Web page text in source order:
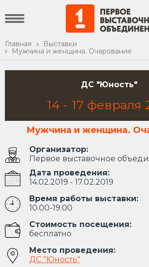
Главная
Выставки
Мужчина и женщина. Очарование
ДС "Юность"
14- 17 февраля
Мужчина и женщина.
Организатор:
Первое выставочное
Дата проведения:
14.02.2019 - 17.02.2019
Время работы выставки:
10.00-19.00
Стоимость посещения:
бесплатно
Место проведения:
ДС "Юность"